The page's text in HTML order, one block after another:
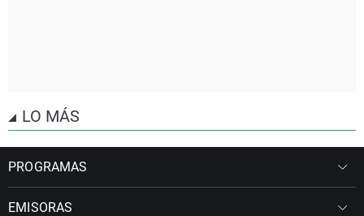
LO MÁS
PROGRAMAS
EMISORAS